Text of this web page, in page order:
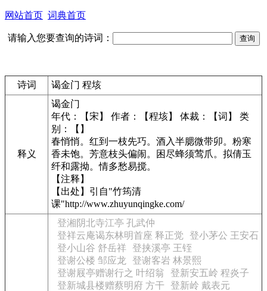
网站首页 词典首页
请输入您要查询的诗词：
诗词 谒金门 程垓
释义
谒金门
年代：【宋】 作者：【程垓】 体裁：【词】 类
别：【】
春悄悄。红到一枝先巧。酒入半腮微带卯。粉寒
香未饱。芳意枝头偏闹。困尽蜂须莺爪。拟倩玉
纤和露拗。情多愁易搅。
【注释】
【出处】引自"竹筠清
课"http://www.zhuyunqingke.com/
登湘阴北寺江亭 孔武仲
登祥云庵谒东林明首座 释正觉
登小茅公 王安石
登小山谷 舒岳祥 登挟溪亭 王铚
登谢公楼 邹应龙
登谢客岩 林景熙
登谢屐亭赠谢行之 叶绍翁
登新安五岭 程炎子
登新城县楼赠蔡明府 方干 登新岭 戴表元